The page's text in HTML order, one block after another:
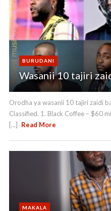
BURUDANI
Wasanii 10 tajiri
Orodha ya wasanii 10 tajiri zaidi
Classified. 1. Black Coffee – $60
[...]
Read More
MAKALA